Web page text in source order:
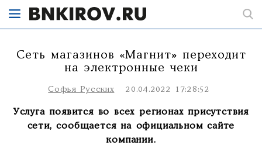
Сеть магазинов «Магнит» переходит
на электронные чеки
Софья Русских 20.04.2022 17:28:52
Услуга появится во всех регионах присутствия
сети, сообщается на официальном сайте
компании.